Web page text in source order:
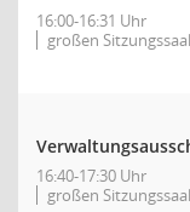
16:00-16:31 Uhr
großen
16:40-17:30 Uhr
großen